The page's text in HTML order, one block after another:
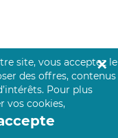
site, vous acceptez le
des offres, contenus
Pour plus
vos cookies,
✕